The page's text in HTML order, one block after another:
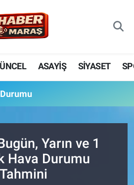
ASAYİŞ SİYASET
Yarın ve 1
Hava Durumu
Tahmini